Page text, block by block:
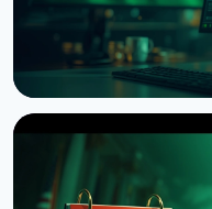
НОВИНА
Бразилія
переказів